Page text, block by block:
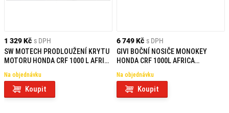
1 329 Kč s DPH
SW MOTECH PRODLOUŽENÍ KRYTU
MOTORU HONDA CRF 1000 L AFRICA
Na objednávku
Koupit
6 749 Kč s DPH
GIVI BOČNÍ NOSIČE MONOKEY
HONDA CRF 1000L AFRICA
PLR1161
Na objednávku
Koupit